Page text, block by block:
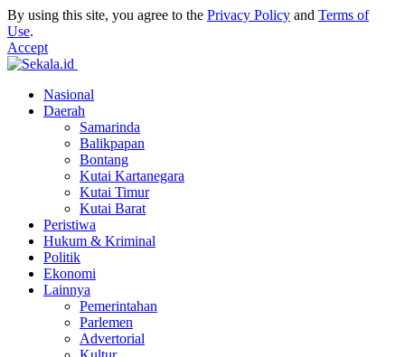
By using this site, you agree to the Privacy Policy and Terms of
Use.
Accept
Nasional
Daerah
Samarinda
Balikpapan
Bontang
Kutai Kartanegara
Kutai Timur
Kutai Barat
Peristiwa
Hukum & Kriminal
Politik
Ekonomi
Lainnya
Pemerintahan
Parlemen
Advertorial